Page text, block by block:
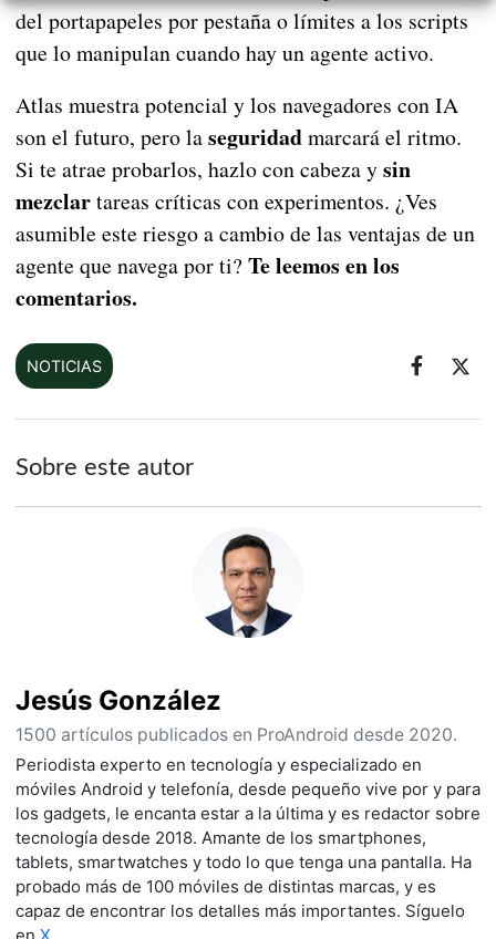
del portapapeles por pestaña o límites a los scripts
que lo manipulan cuando hay un agente activo.
Atlas muestra potencial y los navegadores con IA
son el futuro, pero laseguridadmarcará el ritmo.
Si te atrae probarlos, hazlo con cabeza ysin
mezclartareas críticas con experimentos. ¿Ves
asumible este riesgo a cambio de las ventajas de un
agente que navega por ti? Te leemos en los
comentarios.
NOTICIAS
Sobre este autor
Jesús González
1500 artículos publicados en ProAndroid desde 2020.
Periodista experto en tecnología y especializado en
móviles Android y telefonía, desde pequeño vive por y para
los gadgets, le encanta estar a la última y es redactor sobre
tecnología desde 2018. Amante de los smartphones,
tablets, smartwatches y todo lo que tenga una pantalla. Ha
probado más de 100 móviles de distintas marcas, y es
capaz de encontrar los detalles más importantes. Síguelo